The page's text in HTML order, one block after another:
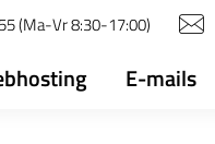
(Ma-Vr 8:30-17:00)
E-mails